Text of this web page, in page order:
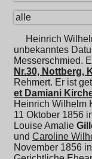
alle
Heinrich
unbekanntes
Messerschmied.
Nr.30, Nottberg,
Rehmert. Er ist
et Damiani
Heinrich Wilhelm
11 Oktober 1856
Louise Amalie
und Caroline
November 1856 in